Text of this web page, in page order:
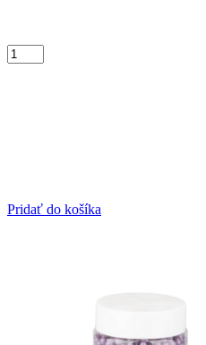
Pridať do košíka